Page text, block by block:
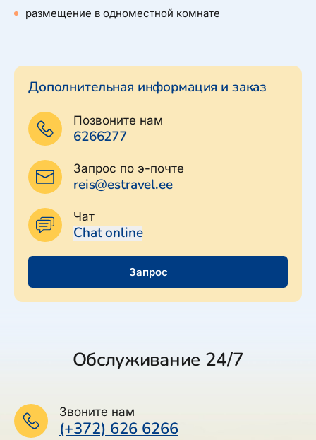
размещение в одноместной комнате
Дополнительная информация и заказ
Позвоните нам
6266277
Запрос по э-почте
reis@estravel.ee
Чат
Chat online
Запрос
Обслуживание 24/7
Звоните нам
(+372) 626 6266